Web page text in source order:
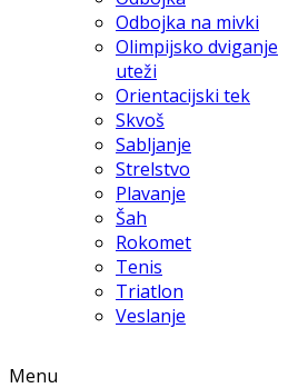
Odbojka na mivki
Olimpijsko dviganje
uteži
Orientacijski tek
Skvoš
Sabljanje
Strelstvo
Plavanje
Šah
Rokomet
Tenis
Triatlon
Veslanje
Menu